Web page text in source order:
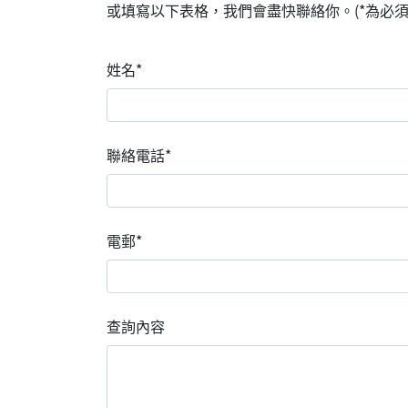
或填寫以下表格，我們會盡快聯絡你。(*為必
姓名*
聯絡電話*
電郵*
查詢內容